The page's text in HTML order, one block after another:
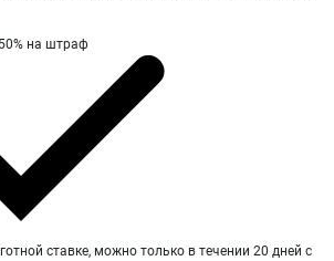
на штраф
ставке, можно только в течении 20 дней с